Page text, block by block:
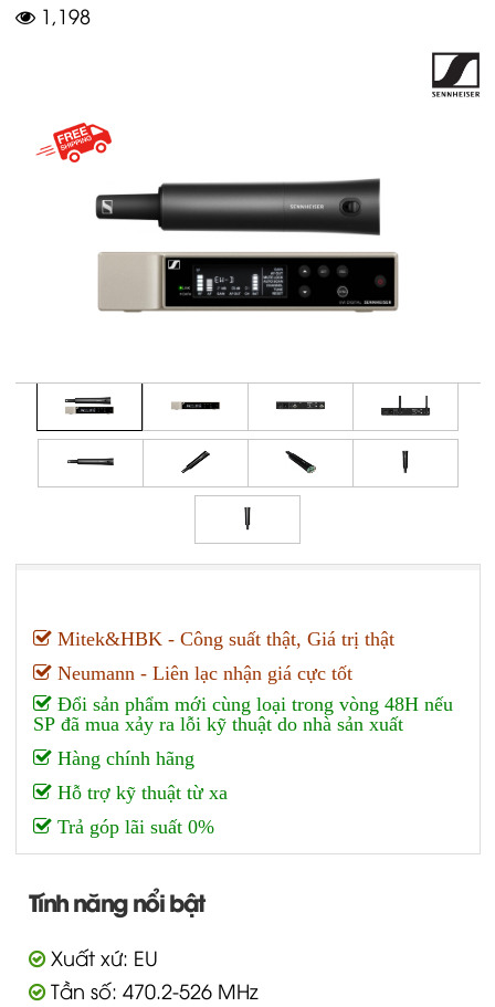
1,198
Mitek&HBK - Công suất thật, Giá trị thật
Neumann - Liên lạc nhận giá cực tốt
Đổi sản phẩm mới cùng loại trong vòng 48H nếu
SP đã mua xảy ra lỗi kỹ thuật do nhà sản xuất
Hàng chính hãng
Hỗ trợ kỹ thuật từ xa
Trả góp lãi suất 0%
Tính năng nổi bật
Xuất xứ: EU
Tần số: 470.2-526 MHz